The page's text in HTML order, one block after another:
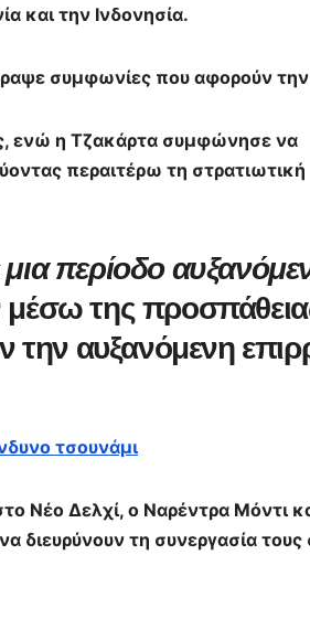
και την Ινδονησία.
συμφωνίες που αφορούν
ενώ η Τζακάρτα συμφώνησε να
περαιτέρω τη στρατιωτική
μια περίοδο
μέσω της
αυξανόμενη
τσουνάμι
Νέο Δελχί, ο Ναρέντρα Μόντι
διευρύνουν τη συνεργασία τους